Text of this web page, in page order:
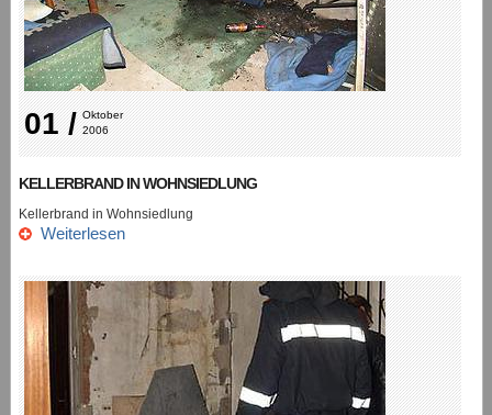
01 / Oktober
2006
KELLERBRAND IN WOHNSIEDLUNG
Kellerbrand in Wohnsiedlung
Weiterlesen